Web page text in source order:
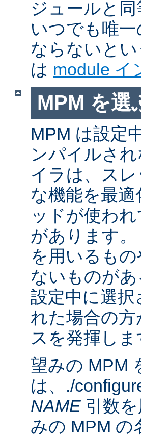
ジュールと
いつでも唯
ならないと
は module イ
MPM を選
MPM は設定
ンパイルさ
イラは、ス
な機能を最
ッドが使わ
があります
を用いるも
ないものが
設定中に選
れた場合の
スを発揮しま
望みの MPM
は、./
NAME 引数
みの MPM の